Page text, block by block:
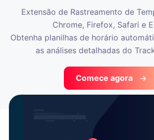
Extensão de Rastreamento de
Chrome, Firefox, Safari e
Obtenha planilhas de horário
as análises detalhadas do
Comece agora